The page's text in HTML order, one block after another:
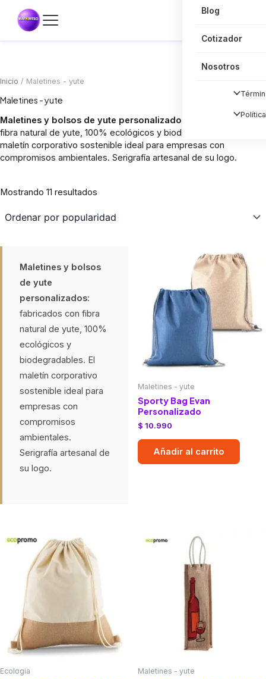
Blog
Cotizador
Nosotros
Inicio / Maletines - yute
Maletines - yute
Maletines y bolsos de yute personalizados
: fabricados con
fibra natural de yute, 100% ecológicos y biodegradables. El
maletín corporativo sostenible ideal para empresas con
compromisos ambientales. Serigrafía artesanal de su logo.
Mostrando 11 resultados
Maletines y bolsos
de yute
personalizados:
fabricados con fibra
natural de yute, 100%
ecológicos y
biodegradables. El
maletín corporativo
sostenible ideal para
empresas con
compromisos
ambientales.
Serigrafía artesanal de
su logo.
Maletines - yute
Sporty Bag Evan
Personalizado
$ 10.990
Añadir al carrito
Ecologia Maletines - yute